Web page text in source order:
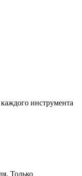
инструмента
Только